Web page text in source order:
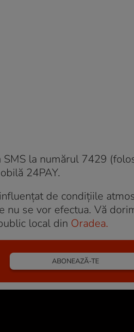
la numărul 7429
24PAY.
de condiţiile
nu se vor efectua. Vă
local din Oradea.
ABONEAZĂ-TE